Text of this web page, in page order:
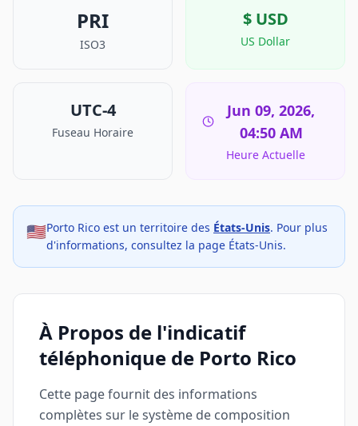
PRI
ISO3
$ USD
US Dollar
UTC-4
Fuseau Horaire
Jun 09, 2026,
04:50 AM
Heure Actuelle
🇺🇸Porto Rico est un territoire des États-Unis. Pour plus
d'informations, consultez la page États-Unis.
À Propos de l'indicatif
téléphonique de Porto Rico
Cette page fournit des informations
complètes sur le système de composition